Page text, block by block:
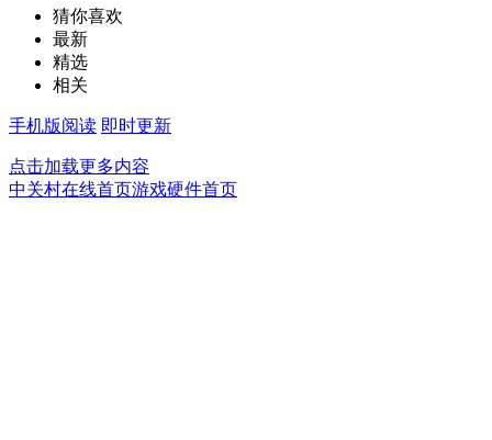
猜你喜欢
最新
精选
相关
手机版阅读 即时更新
点击加载更多内容
中关村在线首页游戏硬件首页